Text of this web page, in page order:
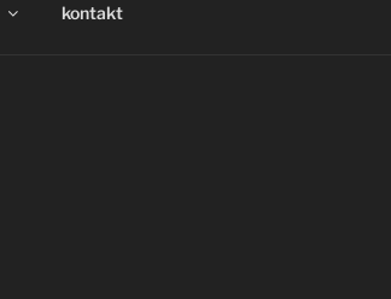
kontakt